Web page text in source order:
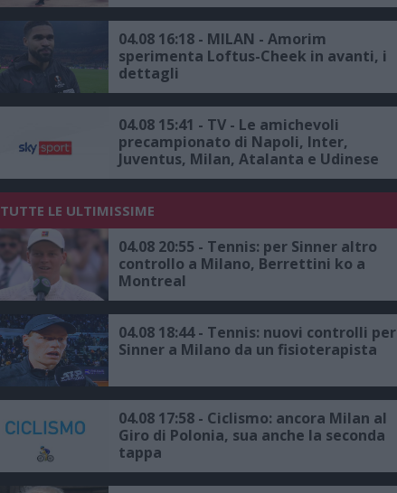
04.08 16:18 - MILAN - Amorim
sperimenta Loftus-Cheek in avanti, i
dettagli
04.08 15:41 - TV - Le amichevoli
precampionato di Napoli, Inter,
Juventus, Milan, Atalanta e Udinese
su Sky, il calendario completo
TUTTE LE ULTIMISSIME
04.08 20:55 - Tennis: per Sinner altro
controllo a Milano, Berrettini ko a
Montreal
04.08 18:44 - Tennis: nuovi controlli per
Sinner a Milano da un fisioterapista
04.08 17:58 - Ciclismo: ancora Milan al
Giro di Polonia, sua anche la seconda
tappa